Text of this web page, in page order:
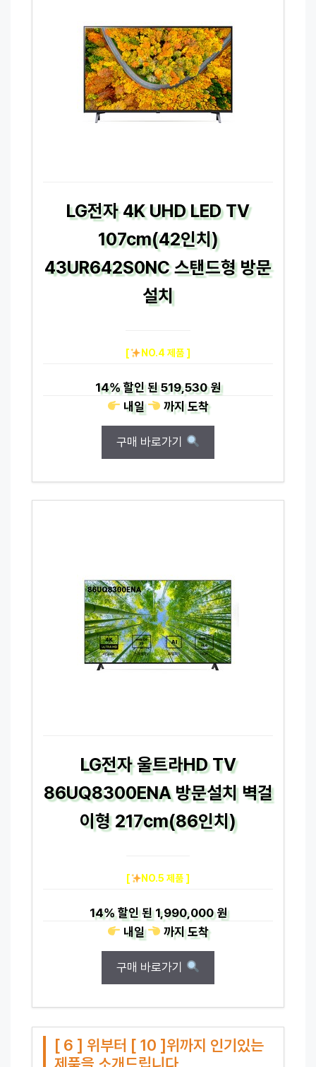
LG전자 4K UHD LED TV
107cm(42인치)
43UR642S0NC 스탠드형 방문
설치
[ NO.4 제품 ]
14%할인 된519,530 원
내일
까지도착
구매 바로가기
LG전자 울트라HD TV
86UQ8300ENA 방문설치 벽걸
이형 217cm(86인치)
[ NO.5 제품 ]
14%할인 된1,990,000 원
내일
까지도착
구매 바로가기
[ 6 ] 위부터 [ 10 ]위까지 인기있는
제품을 소개드립니다.